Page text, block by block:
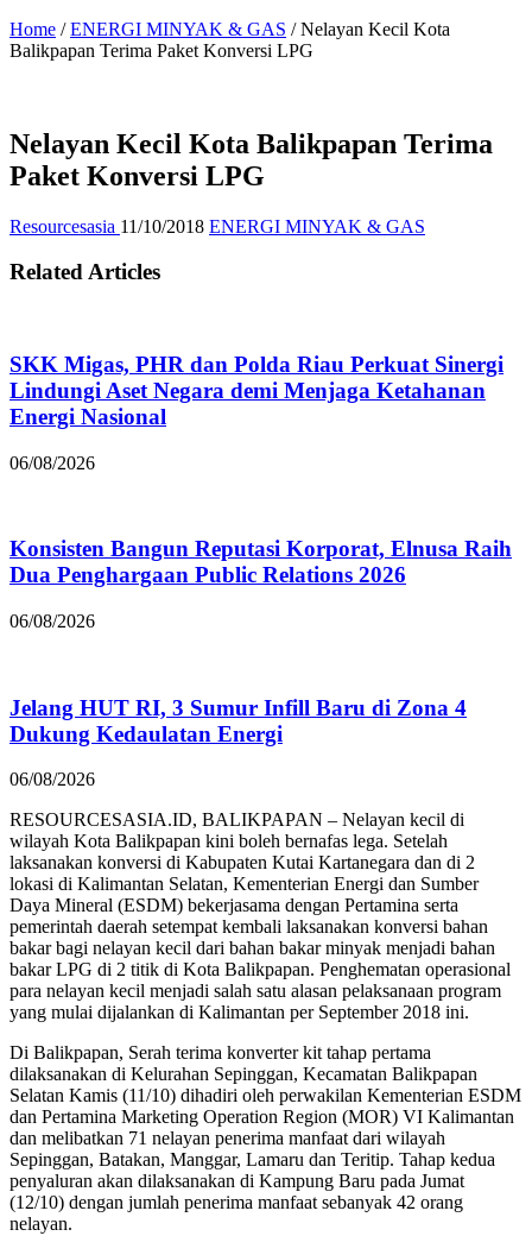
Home / ENERGI MINYAK & GAS / Nelayan Kecil Kota
Balikpapan Terima Paket Konversi LPG
Nelayan Kecil Kota Balikpapan Terima
Paket Konversi LPG
Resourcesasia 11/10/2018 ENERGI MINYAK & GAS
Related Articles
SKK Migas, PHR dan Polda Riau Perkuat Sinergi
Lindungi Aset Negara demi Menjaga Ketahanan
Energi Nasional
06/08/2026
Konsisten Bangun Reputasi Korporat, Elnusa Raih
Dua Penghargaan Public Relations 2026
06/08/2026
Jelang HUT RI, 3 Sumur Infill Baru di Zona 4
Dukung Kedaulatan Energi
06/08/2026
RESOURCESASIA.ID, BALIKPAPAN – Nelayan kecil di
wilayah Kota Balikpapan kini boleh bernafas lega. Setelah
laksanakan konversi di Kabupaten Kutai Kartanegara dan di 2
lokasi di Kalimantan Selatan, Kementerian Energi dan Sumber
Daya Mineral (ESDM) bekerjasama dengan Pertamina serta
pemerintah daerah setempat kembali laksanakan konversi bahan
bakar bagi nelayan kecil dari bahan bakar minyak menjadi bahan
bakar LPG di 2 titik di Kota Balikpapan. Penghematan operasional
para nelayan kecil menjadi salah satu alasan pelaksanaan program
yang mulai dijalankan di Kalimantan per September 2018 ini.
Di Balikpapan, Serah terima konverter kit tahap pertama
dilaksanakan di Kelurahan Sepinggan, Kecamatan Balikpapan
Selatan Kamis (11/10) dihadiri oleh perwakilan Kementerian ESDM
dan Pertamina Marketing Operation Region (MOR) VI Kalimantan
dan melibatkan 71 nelayan penerima manfaat dari wilayah
Sepinggan, Batakan, Manggar, Lamaru dan Teritip. Tahap kedua
penyaluran akan dilaksanakan di Kampung Baru pada Jumat
(12/10) dengan jumlah penerima manfaat sebanyak 42 orang
nelayan.